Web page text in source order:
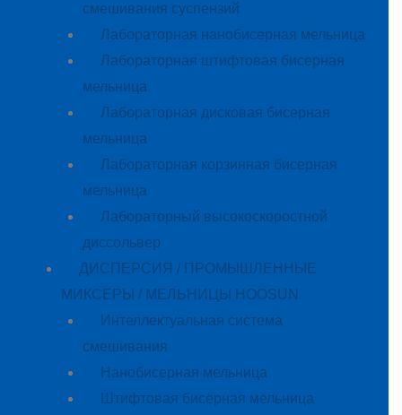
смешивания суспензий
Лабораторная нанобисерная мельница
Лабораторная штифтовая бисерная
мельница
Лабораторная дисковая бисерная
мельница
Лабораторная корзинная бисерная
мельница
Лабораторный высокоскоростной
диссольвер
ДИСПЕРСИЯ / ПРОМЫШЛЕННЫЕ
МИКСЕРЫ / МЕЛЬНИЦЫ HOOSUN
Интеллектуальная система
смешивания
Нанобисерная мельница
Штифтовая бисерная мельница